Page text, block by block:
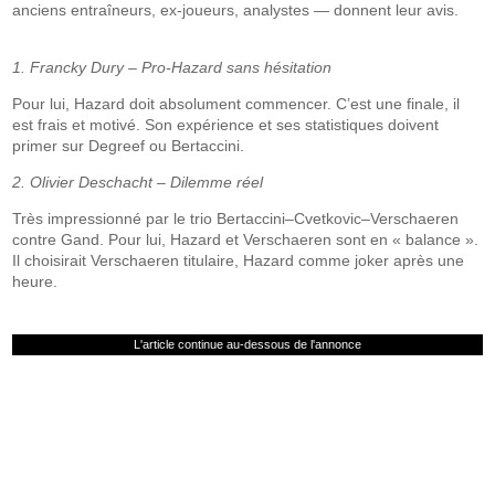
anciens entraîneurs, ex-joueurs, analystes — donnent leur avis.
1. Francky Dury – Pro-Hazard sans hésitation
Pour lui, Hazard doit absolument commencer. C’est une finale, il
est frais et motivé. Son expérience et ses statistiques doivent
primer sur Degreef ou Bertaccini.
2. Olivier Deschacht – Dilemme réel
Très impressionné par le trio Bertaccini–Cvetkovic–Verschaeren
contre Gand. Pour lui, Hazard et Verschaeren sont en « balance ».
Il choisirait Verschaeren titulaire, Hazard comme joker après une
heure.
L'article continue au-dessous de l'annonce